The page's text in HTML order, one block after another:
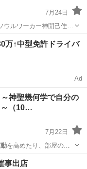
7月24日
ウルワーカー神開己佳)
プ マルシェ
万↑中型免許ドライバ
Ad
神聖幾何学で自分の
～（10…
7月22日
を高めたり、部屋の活
事出店